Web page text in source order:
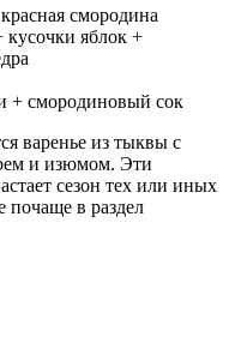
смородина
кусочки яблок +
+ смородиновый сок
варенье из тыквы с
и изюмом. Эти
сезон тех или иных
почаще в раздел